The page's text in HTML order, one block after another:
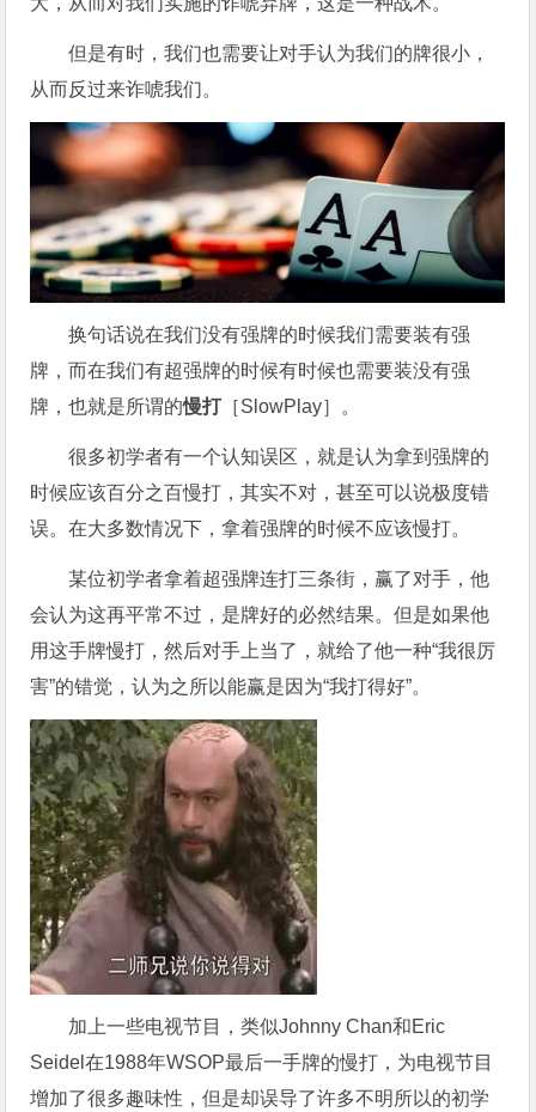
但是有时，我们也需要让对手认为我们的牌很小，
从而反过来诈唬我们。
换句话说在我们没有强牌的时候我们需要装有强
牌，而在我们有超强牌的时候有时候也需要装没有强
牌，也就是所谓的慢打［SlowPlay］。
很多初学者有一个认知误区，就是认为拿到强牌的
时候应该百分之百慢打，其实不对，甚至可以说极度错
误。在大多数情况下，拿着强牌的时候不应该慢打。
某位初学者拿着超强牌连打三条街，赢了对手，他
会认为这再平常不过，是牌好的必然结果。但是如果他
用这手牌慢打，然后对手上当了，就给了他一种“我很厉
害”的错觉，认为之所以能赢是因为“我打得好”。
加上一些电视节目，类似Johnny Chan和Eric
Seidel在1988年WSOP最后一手牌的慢打，为电视节目
增加了很多趣味性，但是却误导了许多不明所以的初学